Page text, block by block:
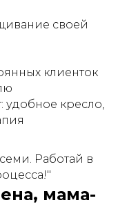
своей
клиенток
удобное кресло,
Работай в
мама-